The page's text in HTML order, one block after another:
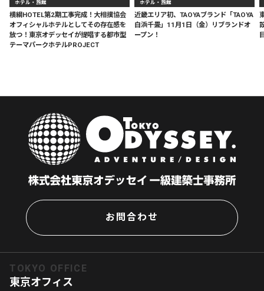
ホテル・旅館
横綱HOTEL第2期工事完成！大相撲協会
オフィシャルホテルとしてその存在感を
放つ！東京オデッセイが提唱する都市型
テーマパークホテルPROJECT
ホテル・旅館
近畿エリア初、TAOYAブランド「TAOYA
白浜千畳」11月1日（金）リブランドオ
ープン！
お問合わせ
TOKYO OFFICE
東京オフィス